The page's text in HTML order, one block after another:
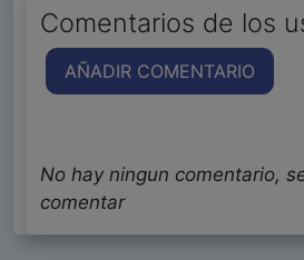
Comentarios de los
AÑADIR COMENTARIO
No hay ningun comentario,
comentar